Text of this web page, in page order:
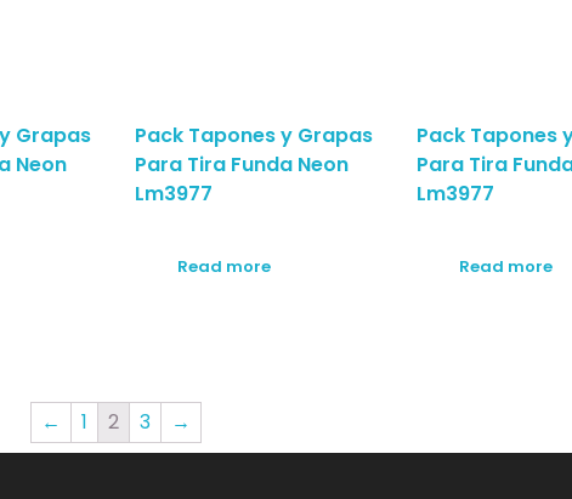
Grapas
Neon
Pack Tapones y Grapas
Para Tira Funda Neon
Lm3977
Read more
Pack Tapones
Para Tira
Lm3977
Read more
← 1 2 3 →